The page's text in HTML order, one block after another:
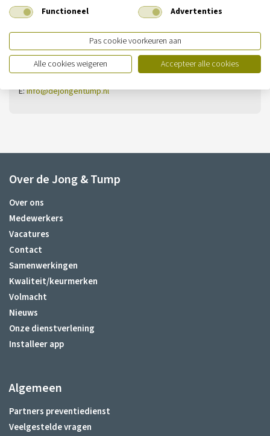
1452 PS Ilpendam
T:020-4361505
E:info@dejongentump.nl
Over de Jong & Tump
Over ons
Medewerkers
Vacatures
Contact
Samenwerkingen
Kwaliteit/keurmerken
Volmacht
Nieuws
Onze dienstverlening
Installeer app
Algemeen
Partners preventiedienst
Veelgestelde vragen
Functioneel
Advertenties
Pas cookie voorkeuren aan
Alle cookies weigeren
Accepteer alle cookies